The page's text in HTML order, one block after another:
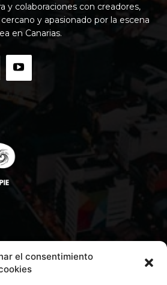
el consentimiento
y colaboraciones con creadores,
y apasionado por la escena
en Canarias.